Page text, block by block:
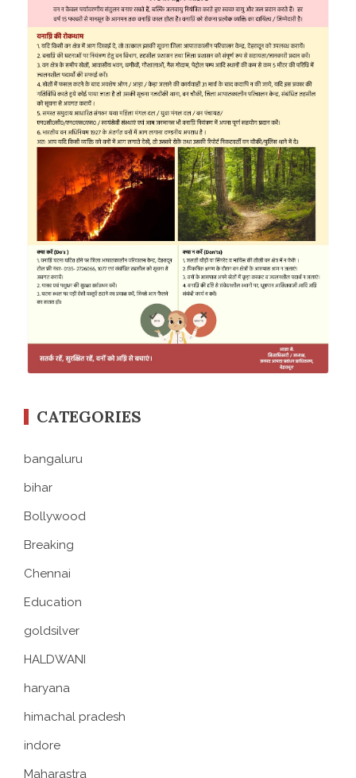
CATEGORIES
bangaluru
bihar
Bollywood
Breaking
Chennai
Education
goldsilver
HALDWANI
haryana
himachal pradesh
indore
Maharastra